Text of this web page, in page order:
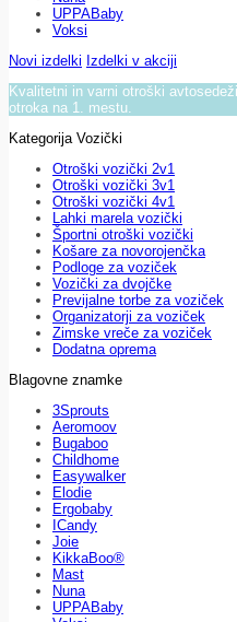
UPPABaby
Voksi
Novi izdelki Izdelki v akciji
Kvalitetni in varni otroški
otroka na 1. mestu.
Kategorija Vozički
Otroški vozički 2v1
Otroški vozički 3v1
Otroški vozički 4v1
Lahki marela vozički
Športni otroški vozički
Košare za novorojenčka
Podloge za voziček
Vozički za dvojčke
Previjalne torbe za voziček
Organizatorji za voziček
Zimske vreče za voziček
Dodatna oprema
Blagovne znamke
3Sprouts
Aeromoov
Bugaboo
Childhome
Easywalker
Elodie
Ergobaby
ICandy
Joie
KikkaBoo®
Mast
Nuna
UPPABaby